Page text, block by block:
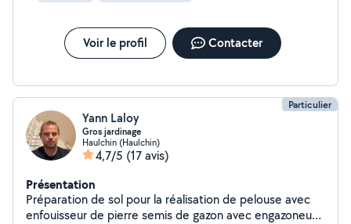
Voir le profil Contacter
Particulier
Yann Laloy
Gros jardinage
Haulchin (Haulchin)
4,7/5 (17 avis)
Présentation
Préparation de sol pour la réalisation de pelouse avec
enfouisseur de pierre semis de gazon avec engazoneuse